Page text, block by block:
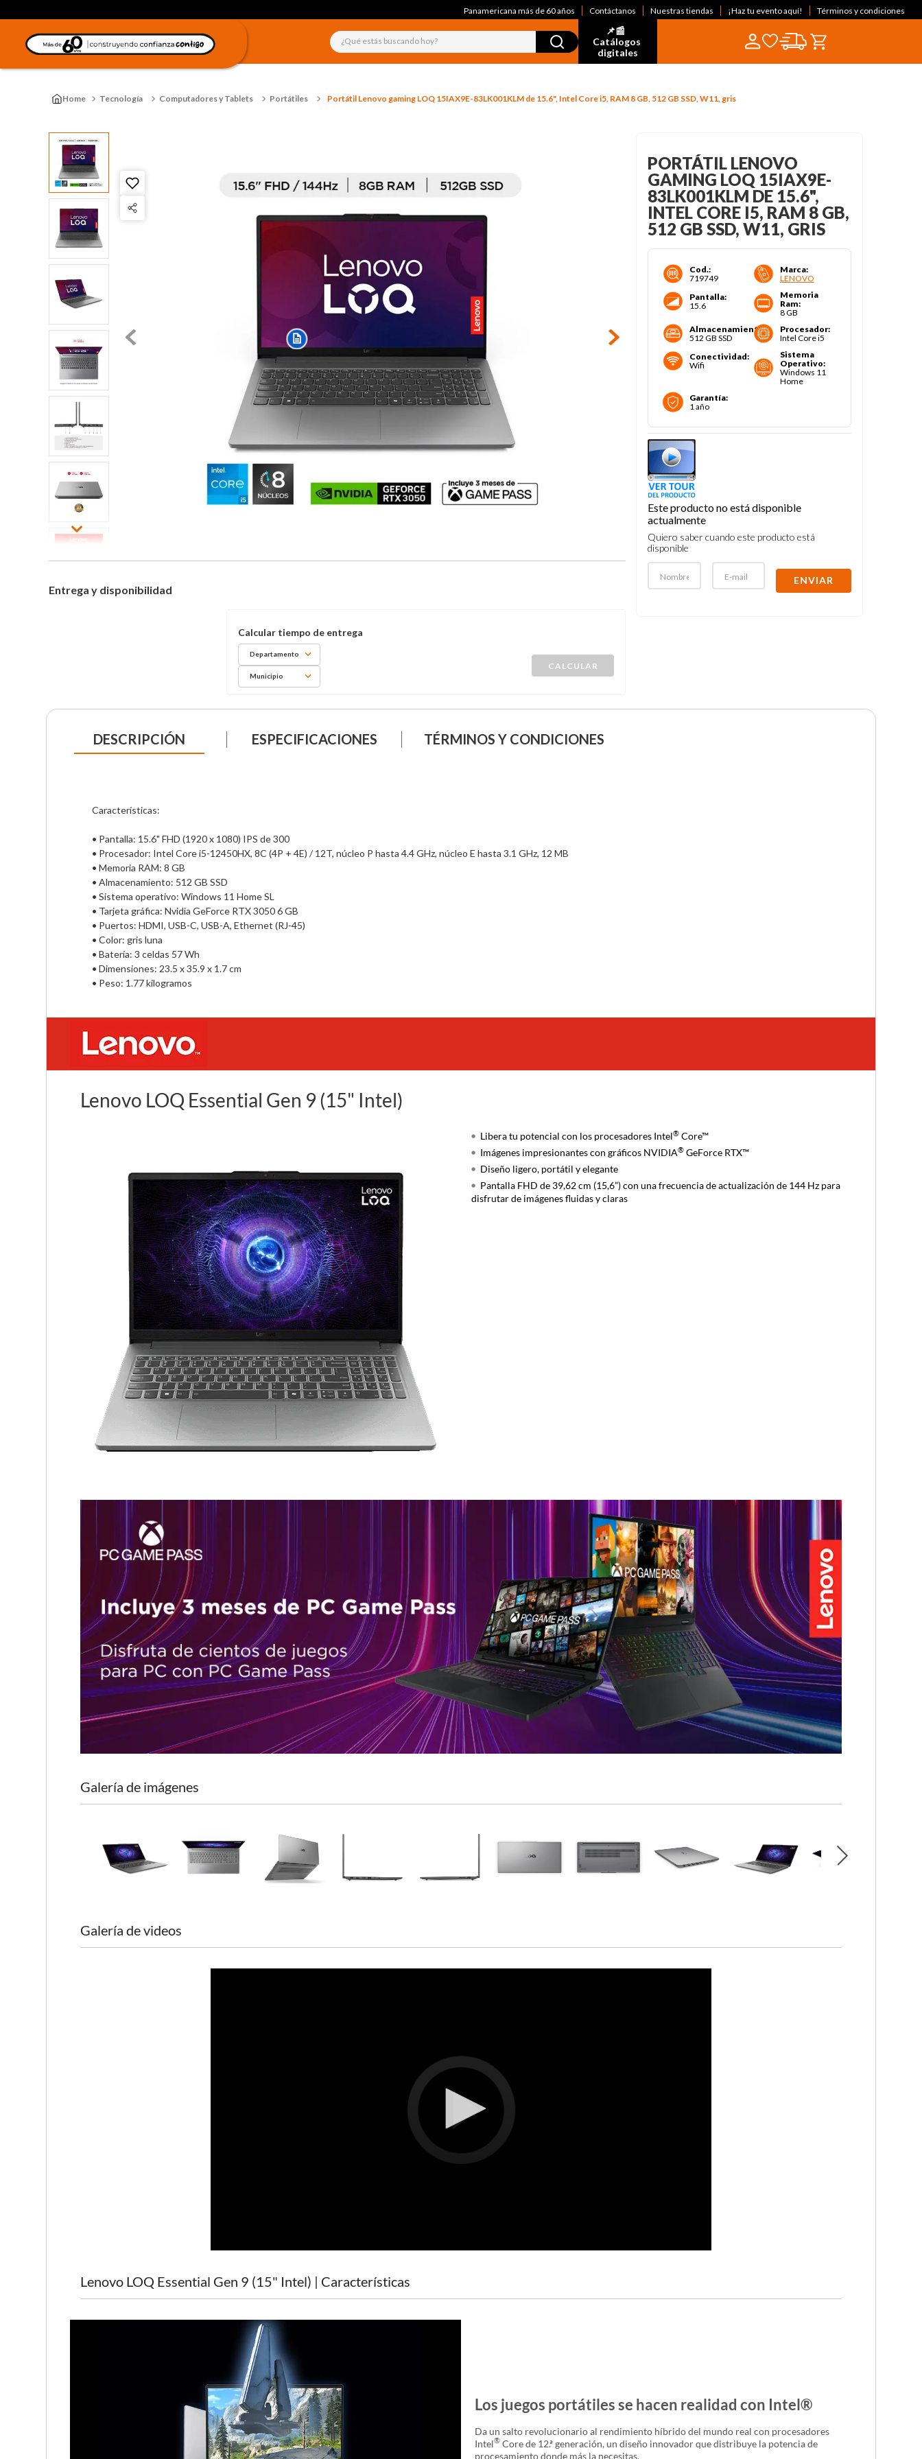
Panamericana más de 60 años Contáctanos Nuestras tiendas ¡Haz tu evento aquí! Términos y condiciones
¿Qué estás buscando hoy?
📌📰
Catálogos
digitales
Tecnología Computadores y Tablets Portátiles Portátil Lenovo gaming LOQ 15IAX9E-83LK001KLM de 15.6", Intel Core i5, RAM 8 GB, 512 GB SSD, W11, gris
Entrega y disponibilidad
Departamento
Municipio
PORTÁTIL LENOVO
GAMING LOQ 15IAX9E-
83LK001KLM DE 15.6",
INTEL CORE I5, RAM 8 GB,
512 GB SSD, W11, GRIS
Cod.:
719749
Marca:
LENOVO
Pantalla:
15.6
Memoria
Ram:
8 GB
Almacenamiento:
512 GB SSD
Procesador:
Intel Core i5
Conectividad:
Wifi
Sistema
Operativo:
Windows 11
Home
Garantía:
1 año
Este producto no está disponible
actualmente
Quiero saber cuando este producto está
disponible
ENVIAR
DESCRIPCIÓN ESPECIFICACIONES TÉRMINOS Y CONDICIONES
Características:
• Pantalla: 15.6" FHD (1920 x 1080) IPS de 300
• Procesador: Intel Core i5-12450HX, 8C (4P + 4E) / 12T, núcleo P hasta 4.4 GHz, núcleo E hasta 3.1 GHz, 12 MB
• Memoria RAM: 8 GB
• Almacenamiento: 512 GB SSD
• Sistema operativo: Windows 11 Home SL
• Tarjeta gráfica: Nvidia GeForce RTX 3050 6 GB
• Puertos: HDMI, USB-C, USB-A, Ethernet (RJ-45)
• Color: gris luna
• Batería: 3 celdas 57 Wh
• Dimensiones: 23.5 x 35.9 x 1.7 cm
• Peso: 1.77 kilogramos
Lenovo LOQ Essential Gen 9 (15" Intel)
Libera tu potencial con los procesadores Intel® Core™
Imágenes impresionantes con gráficos NVIDIA® GeForce RTX™
Diseño ligero, portátil y elegante
Pantalla FHD de 39,62 cm (15,6”) con una frecuencia de actualización de 144 Hz para
disfrutar de imágenes fluidas y claras
Galería de imágenes
Galería de videos
Lenovo LOQ Essential Gen 9 (15" Intel) | Características
Los juegos portátiles se hacen realidad con Intel®
Da un salto revolucionario al rendimiento híbrido del mundo real con procesadores
Intel® Core de 12.ª generación, un diseño innovador que distribuye la potencia de
procesamiento donde más la necesitas.